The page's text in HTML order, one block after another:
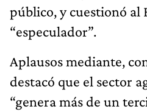
público, y cuestionó al
“especulador”.
Aplausos mediante,
destacó que el sector
“genera más de un